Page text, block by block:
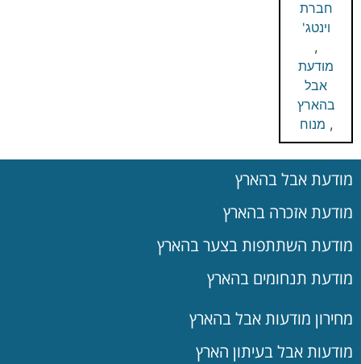
חברת
וינטג'
,
מודעת
אבל
בהארץ
, מנוח
מודעת אבל בהארץ
מודעת אזכרה בהארץ
מודעת השתתפות בצער בהארץ
מודעת תנחומים בהארץ
מחירון מודעות אבל בהארץ
מודעות אבל בעיתון הארץ